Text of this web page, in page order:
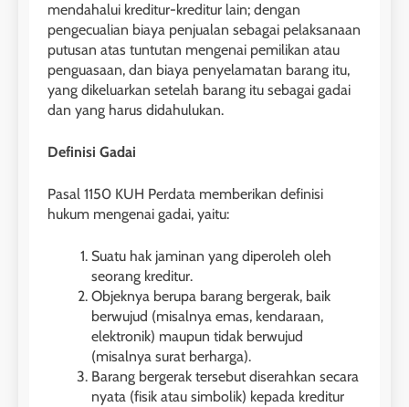
mendahalui kreditur-kreditur lain; dengan
pengecualian biaya penjualan sebagai pelaksanaan
putusan atas tuntutan mengenai pemilikan atau
penguasaan, dan biaya penyelamatan barang itu,
yang dikeluarkan setelah barang itu sebagai gadai
dan yang harus didahulukan.
Definisi Gadai
Pasal 1150 KUH Perdata memberikan definisi
hukum mengenai gadai, yaitu:
Suatu hak jaminan yang diperoleh oleh
seorang kreditur.
Objeknya berupa barang bergerak, baik
berwujud (misalnya emas, kendaraan,
elektronik) maupun tidak berwujud
(misalnya surat berharga).
Barang bergerak tersebut diserahkan secara
nyata (fisik atau simbolik) kepada kreditur